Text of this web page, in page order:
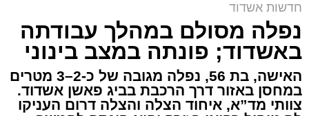
אירוע דרמטי הסתיים בנס רפואי באשדוד, לאחר
שגבר בן 56 התמוטט בביתו שבאחד הרחובות
ברובע י"א בעיר, כתוצאה מאירוע פתאומי שגרם
להפסקת פעילות ליבו.
למקום הוזעקו מיד צוותי רפואה ומתנדבים של
חדשות אשדוד
נפלה מסולם במהלך עבודתה
באשדוד; פונתה במצב בינוני
האישה, בת 56, נפלה מגובה של כ-2–3 מטרים
במחסן באזור דרך הרכבת בביג פאשן אשדוד.
צוותי מד”א, איחוד הצלה והצלה דרום העניקו